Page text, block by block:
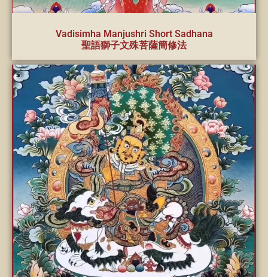
Vadisimha Manjushri Short Sadhana
聖語獅子文殊菩薩簡修法